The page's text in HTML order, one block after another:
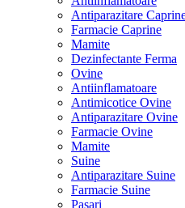
Antiparazitare
Farmacie Caprine
Mamite
Dezinfectante Ferma
Ovine
Antiinflamatoare
Antimicotice Ovine
Antiparazitare Ovine
Farmacie Ovine
Mamite
Suine
Antiparazitare Suine
Farmacie Suine
Pasari